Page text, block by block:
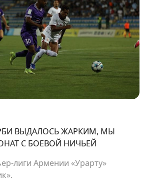
ВЫДАЛОСЬ ЖАРКИМ, МЫ
С БОЕВОЙ НИЧЬЕЙ
лиги Армении «Урарту»